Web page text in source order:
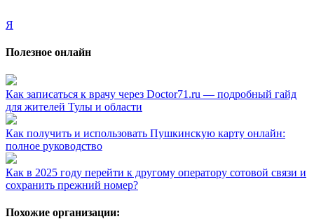
Я
Полезное онлайн
Как записаться к врачу через Doctor71.ru — подробный гайд
для жителей Тулы и области
Как получить и использовать Пушкинскую карту онлайн:
полное руководство
Как в 2025 году перейти к другому оператору сотовой связи и
сохранить прежний номер?
Похожие организации: